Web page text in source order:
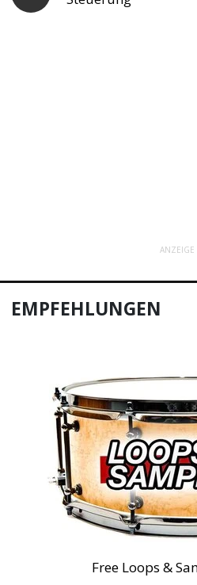
ANZEIGE
EMPFEHLUNGEN
Free Loops &